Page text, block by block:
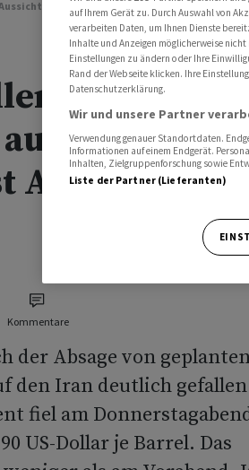
auf Einigung - Trump bläst Angriffe auf
mit
Einigung -
Angriffe auf
Kommentare
der Absage von
den Iran deutlich
fiel am
US-Dollar je Barrel. Das
auf Ihrem Gerät zu. Durch Auswahl von
verarbeiten Daten, um Ihnen Dienste
Inhalte und Anzeigen möglicherweise
Einstellungen zu ändern oder Ihre
Rand der Webseite klicken. Ihre
Datenschutzerklärung.
Wir und unsere Partner
Verwendung genauer Standortdaten.
Informationen auf einem Endgerät.
Inhalten, Zielgruppenforschung sowie
Liste der Partner (Lieferanten)